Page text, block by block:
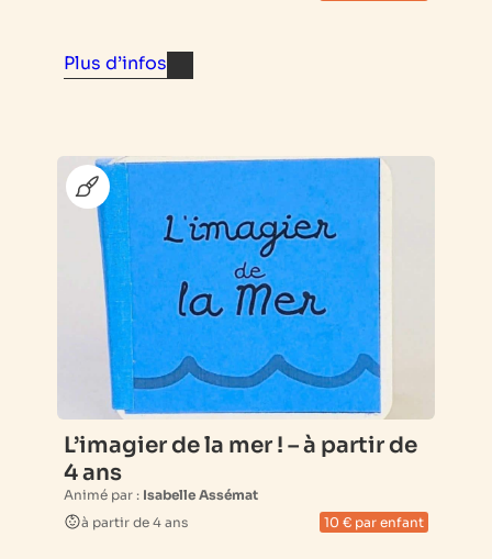
Plus d’infos
L’imagier de la mer ! – à partir de
4 ans
Animé par : Isabelle Assémat
à partir de 4 ans
10 € par enfant